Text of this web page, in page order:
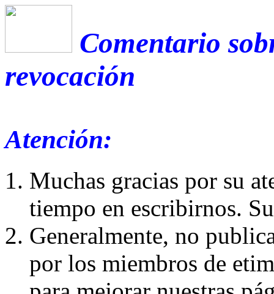
Comentario
revocación
Atención:
Muchas gracias por su
tiempo en escribirnos.
Generalmente, no
por los miembros de